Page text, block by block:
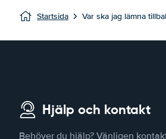
Startsida Var ska jag lämna
Hjälp och kontakt
Behöver du hjälp? Vänligen